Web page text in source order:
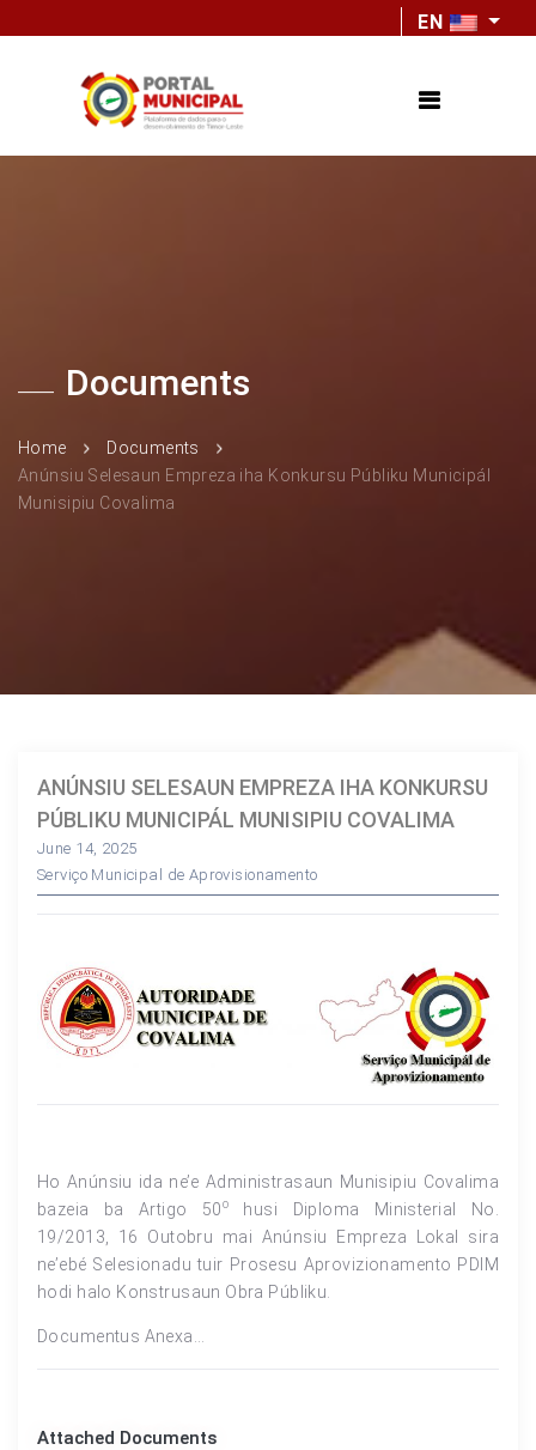
EN
Documents
Home
Documents
Anúnsiu Selesaun Empreza iha Konkursu Públiku Municipál
Munisipiu Covalima
ANÚNSIU SELESAUN EMPREZA IHA KONKURSU
PÚBLIKU MUNICIPÁL MUNISIPIU COVALIMA
June 14, 2025
Serviço Municipal de Aprovisionamento
Ho Anúnsiu ida ne’e Administrasaun Munisipiu Covalima
bazeia ba Artigo 50o
husi Diploma Ministerial No.
19/2013, 16 Outobru mai Anúnsiu Empreza Lokal sira
ne’ebé Selesionadu tuir Prosesu Aprovizionamento PDIM
hodi halo Konstrusaun Obra Públiku.
Documentus Anexa…
Attached Documents